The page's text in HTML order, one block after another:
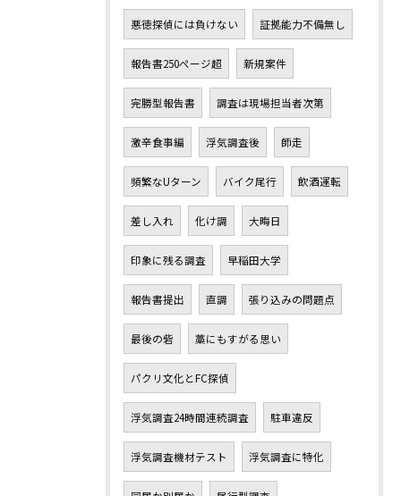
悪徳探偵には負けない 証拠能力不備無し
報告書250ページ超 新規案件
完勝型報告書 調査は現場担当者次第
激辛食事編 浮気調査後 師走
頻繁なUターン バイク尾行 飲酒運転
差し入れ 化け調 大晦日
印象に残る調査 早稲田大学
報告書提出 直調 張り込みの問題点
最後の砦 藁にもすがる思い
パクリ文化とFC探偵
浮気調査24時間連続調査 駐車違反
浮気調査機材テスト 浮気調査に特化